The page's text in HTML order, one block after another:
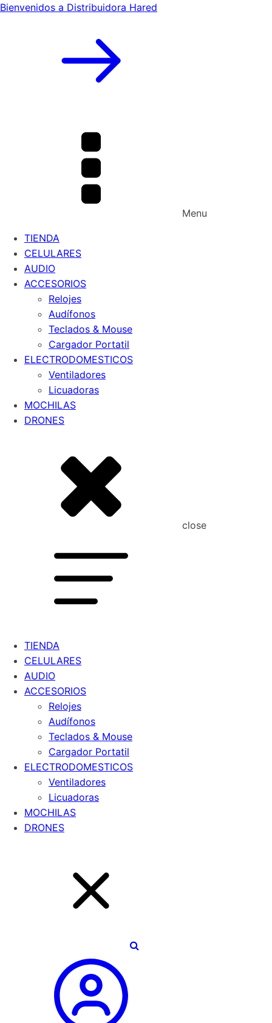
Bienvenidos a Distribuidora Hared
Menu
TIENDA
CELULARES
AUDIO
ACCESORIOS
Relojes
Audífonos
Teclados & Mouse
Cargador Portatil
ELECTRODOMESTICOS
Ventiladores
Licuadoras
MOCHILAS
DRONES
close
TIENDA
CELULARES
AUDIO
ACCESORIOS
Relojes
Audífonos
Teclados & Mouse
Cargador Portatil
ELECTRODOMESTICOS
Ventiladores
Licuadoras
MOCHILAS
DRONES